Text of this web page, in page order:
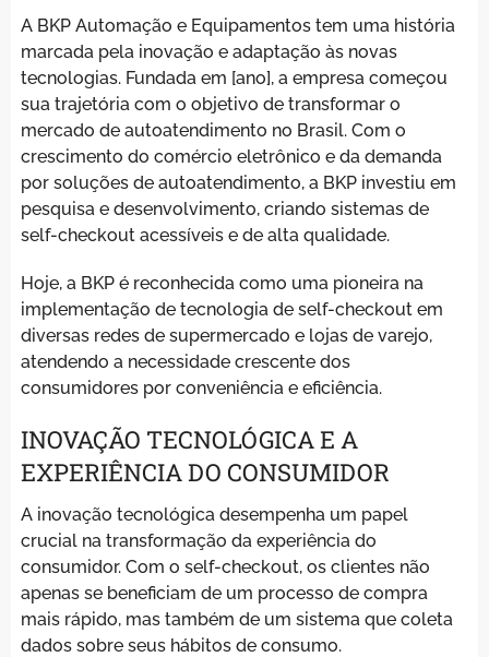
A BKP Automação e Equipamentos tem uma história
marcada pela inovação e adaptação às novas
tecnologias. Fundada em [ano], a empresa começou
sua trajetória com o objetivo de transformar o
mercado de autoatendimento no Brasil. Com o
crescimento do comércio eletrônico e da demanda
por soluções de autoatendimento, a BKP investiu em
pesquisa e desenvolvimento, criando sistemas de
self-checkout acessíveis e de alta qualidade.
Hoje, a BKP é reconhecida como uma pioneira na
implementação de tecnologia de self-checkout em
diversas redes de supermercado e lojas de varejo,
atendendo a necessidade crescente dos
consumidores por conveniência e eficiência.
INOVAÇÃO TECNOLÓGICA E A
EXPERIÊNCIA DO CONSUMIDOR
A inovação tecnológica desempenha um papel
crucial na transformação da experiência do
consumidor. Com o self-checkout, os clientes não
apenas se beneficiam de um processo de compra
mais rápido, mas também de um sistema que coleta
dados sobre seus hábitos de consumo.